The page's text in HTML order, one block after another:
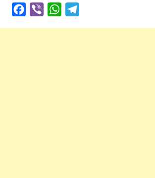
Facebook
Viber WhatsApp